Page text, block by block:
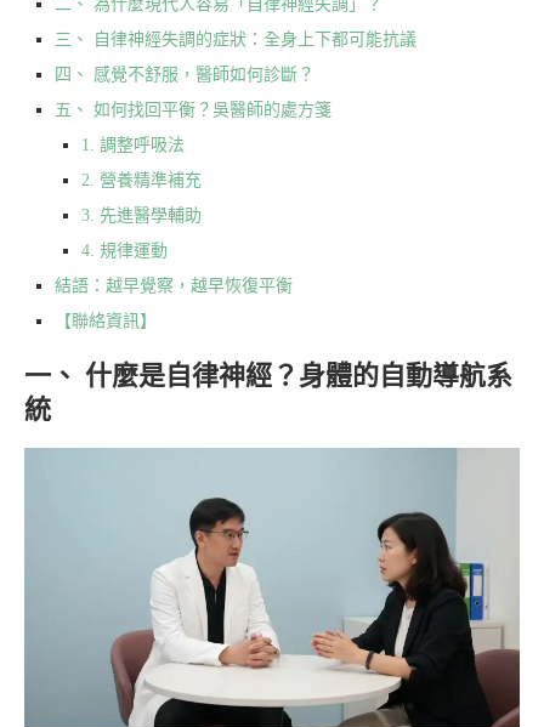
二、 為什麼現代人容易「自律神經失調」？
三、 自律神經失調的症狀：全身上下都可能抗議
四、 感覺不舒服，醫師如何診斷？
五、 如何找回平衡？吳醫師的處方箋
1. 調整呼吸法
2. 營養精準補充
3. 先進醫學輔助
4. 規律運動
結語：越早覺察，越早恢復平衡
【聯絡資訊】
一、 什麼是自律神經？身體的自動導航系
統